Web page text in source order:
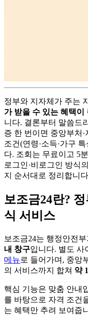
정부와 지자체가 주는
가 받을 수 있는 혜택이
니다. 결론부터 말씀드
증 한 번이면 중앙부처
조건(연령·소득·가구
다. 조회는 무료이고 5
로그인·비로그인 방식
지 순서대로 정리합니
보조금24란?
식 서비스
보조금24는 행정안전
내 창구입니다. 별도 사
메뉴로 들어가며, 중앙
의 서비스까지 합쳐 약
핵심 기능은 맞춤 안내
를 바탕으로 자격 조건
는 혜택만 추려 보여줍